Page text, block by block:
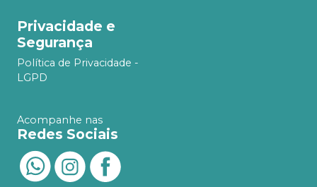
Privacidade e
Segurança
Política de Privacidade -
LGPD
Acompanhe nas
Redes Sociais